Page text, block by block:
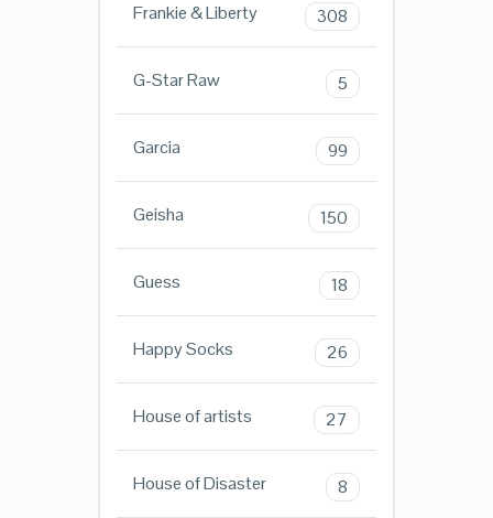
Frankie & Liberty 308
G-Star Raw 5
Garcia 99
Geisha 150
Guess 18
Happy Socks 26
House of artists 27
House of Disaster 8